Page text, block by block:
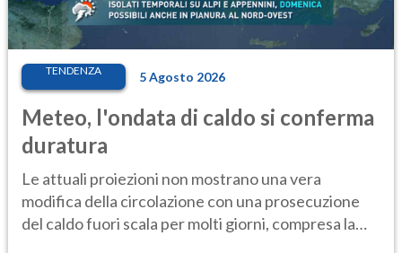
TENDENZA 5 Agosto 2026
Meteo, l'ondata di caldo si conferma
duratura
Le attuali proiezioni non mostrano una vera
modifica della circolazione con una prosecuzione
del caldo fuori scala per molti giorni, compresa la